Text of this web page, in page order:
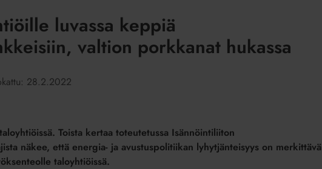
luvassa keppiä
valtion porkkanat hukassa
28.2.2022
Toista kertaa toteutetussa Isännöintiliiton
näkee, että energia- ja avustuspolitiikan lyhytjänteisyyson merkittävä
taloyhtiöissä.